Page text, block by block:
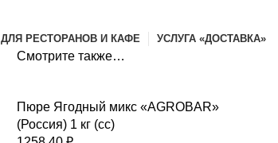
ДЛЯ РЕСТОРАНОВ И КАФЕ УСЛУГА «ДОСТАВКА»
Смотрите также…
Пюре Ягодный микс «AGROBAR»
(Россия) 1 кг (сс)